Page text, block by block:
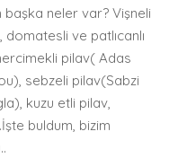
başka neler var? Vişneli
ve patlıcanlı
pilav( Adas
sebzeli pilav(Sabzi
kuzu etli pilav,
buldum, bizim